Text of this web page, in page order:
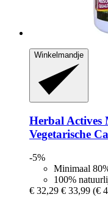
Winkelmandje
Herbal Actives
Vegetarische
-5%
Minimaal
100%
€ 32,29 € 33,99 (€